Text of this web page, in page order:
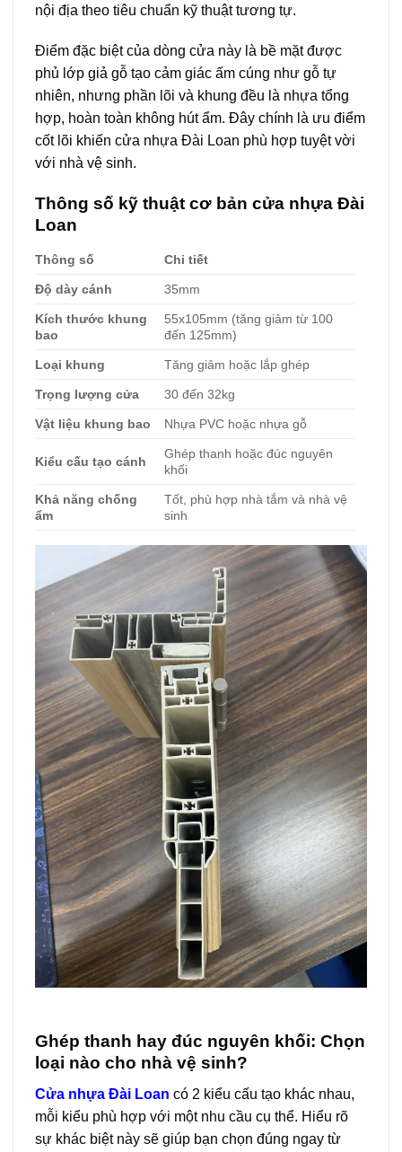
nội địa theo tiêu chuẩn kỹ thuật tương tự.
Điểm đặc biệt của dòng cửa này là bề mặt được
phủ lớp giả gỗ tạo cảm giác ấm cúng như gỗ tự
nhiên, nhưng phần lõi và khung đều là nhựa tổng
hợp, hoàn toàn không hút ẩm. Đây chính là ưu điểm
cốt lõi khiến cửa nhựa Đài Loan phù hợp tuyệt vời
với nhà vệ sinh.
Thông số kỹ thuật cơ bản cửa nhựa Đài
Loan
Thông số Chi tiết
Độ dày cánh 35mm
Kích thước khung
bao
55x105mm (tăng giảm từ 100
đến 125mm)
Loại khung Tăng giảm hoặc lắp ghép
Trọng lượng cửa 30 đến 32kg
Vật liệu khung bao Nhựa PVC hoặc nhựa gỗ
Kiểu cấu tạo cánh
Ghép thanh hoặc đúc nguyên
khối
Khả năng chống
ẩm
Tốt, phù hợp nhà tắm và nhà vệ
sinh
Ghép thanh hay đúc nguyên khối: Chọn
loại nào cho nhà vệ sinh?
Cửa nhựa Đài Loan có 2 kiểu cấu tạo khác nhau,
mỗi kiểu phù hợp với một nhu cầu cụ thể. Hiểu rõ
sự khác biệt này sẽ giúp bạn chọn đúng ngay từ